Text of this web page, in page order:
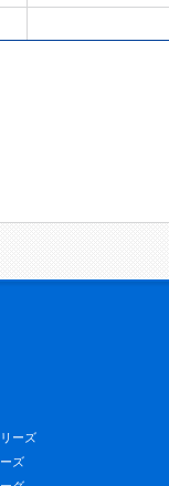
ーズ
ズ